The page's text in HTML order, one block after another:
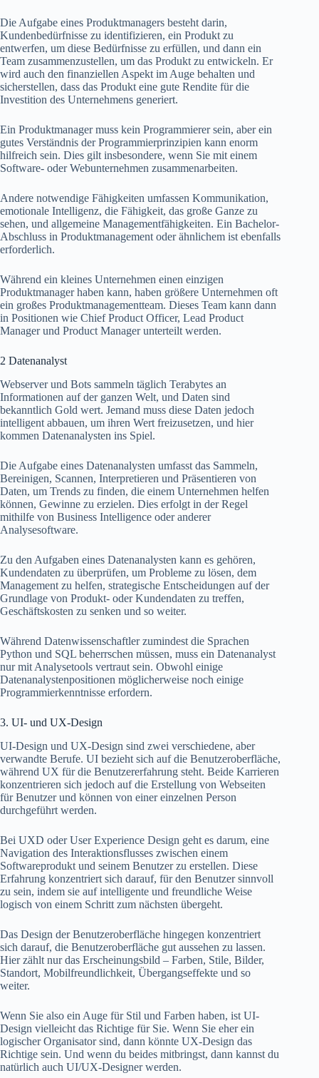
Die Aufgabe eines Produktmanagers besteht darin,
Kundenbedürfnisse zu identifizieren, ein Produkt zu
entwerfen, um diese Bedürfnisse zu erfüllen, und dann ein
Team zusammenzustellen, um das Produkt zu entwickeln. Er
wird auch den finanziellen Aspekt im Auge behalten und
sicherstellen, dass das Produkt eine gute Rendite für die
Investition des Unternehmens generiert.
Ein Produktmanager muss kein Programmierer sein, aber ein
gutes Verständnis der Programmierprinzipien kann enorm
hilfreich sein. Dies gilt insbesondere, wenn Sie mit einem
Software- oder Webunternehmen zusammenarbeiten.
Andere notwendige Fähigkeiten umfassen Kommunikation,
emotionale Intelligenz, die Fähigkeit, das große Ganze zu
sehen, und allgemeine Managementfähigkeiten. Ein Bachelor-
Abschluss in Produktmanagement oder ähnlichem ist ebenfalls
erforderlich.
Während ein kleines Unternehmen einen einzigen
Produktmanager haben kann, haben größere Unternehmen oft
ein großes Produktmanagementteam. Dieses Team kann dann
in Positionen wie Chief Product Officer, Lead Product
Manager und Product Manager unterteilt werden.
2 Datenanalyst
Webserver und Bots sammeln täglich Terabytes an
Informationen auf der ganzen Welt, und Daten sind
bekanntlich Gold wert. Jemand muss diese Daten jedoch
intelligent abbauen, um ihren Wert freizusetzen, und hier
kommen Datenanalysten ins Spiel.
Die Aufgabe eines Datenanalysten umfasst das Sammeln,
Bereinigen, Scannen, Interpretieren und Präsentieren von
Daten, um Trends zu finden, die einem Unternehmen helfen
können, Gewinne zu erzielen. Dies erfolgt in der Regel
mithilfe von Business Intelligence oder anderer
Analysesoftware.
Zu den Aufgaben eines Datenanalysten kann es gehören,
Kundendaten zu überprüfen, um Probleme zu lösen, dem
Management zu helfen, strategische Entscheidungen auf der
Grundlage von Produkt- oder Kundendaten zu treffen,
Geschäftskosten zu senken und so weiter.
Während Datenwissenschaftler zumindest die Sprachen
Python und SQL beherrschen müssen, muss ein Datenanalyst
nur mit Analysetools vertraut sein. Obwohl einige
Datenanalystenpositionen möglicherweise noch einige
Programmierkenntnisse erfordern.
3. UI- und UX-Design
UI-Design und UX-Design sind zwei verschiedene, aber
verwandte Berufe. UI bezieht sich auf die Benutzeroberfläche,
während UX für die Benutzererfahrung steht. Beide Karrieren
konzentrieren sich jedoch auf die Erstellung von Webseiten
für Benutzer und können von einer einzelnen Person
durchgeführt werden.
Bei UXD oder User Experience Design geht es darum, eine
Navigation des Interaktionsflusses zwischen einem
Softwareprodukt und seinem Benutzer zu erstellen. Diese
Erfahrung konzentriert sich darauf, für den Benutzer sinnvoll
zu sein, indem sie auf intelligente und freundliche Weise
logisch von einem Schritt zum nächsten übergeht.
Das Design der Benutzeroberfläche hingegen konzentriert
sich darauf, die Benutzeroberfläche gut aussehen zu lassen.
Hier zählt nur das Erscheinungsbild – Farben, Stile, Bilder,
Standort, Mobilfreundlichkeit, Übergangseffekte und so
weiter.
Wenn Sie also ein Auge für Stil und Farben haben, ist UI-
Design vielleicht das Richtige für Sie. Wenn Sie eher ein
logischer Organisator sind, dann könnte UX-Design das
Richtige sein. Und wenn du beides mitbringst, dann kannst du
natürlich auch UI/UX-Designer werden.